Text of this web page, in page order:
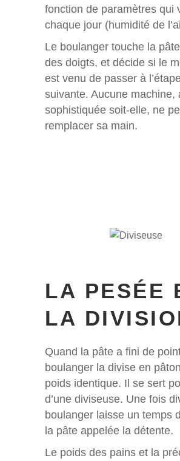
fonction de paramètres qui
chaque jour (humidité de
Le boulanger touche la
des doigts, et décide si le
est venu de passer à
suivante. Aucune machine,
sophistiquée soit-elle, ne
remplacer sa main.
LA PESÉE
LA
Quand la pâte a fini de
boulanger la divise en
poids identique. Il se sert
d’une diviseuse. Une fois
boulanger laisse un temps
la pâte appelée la détente.
Le poids des pains et la